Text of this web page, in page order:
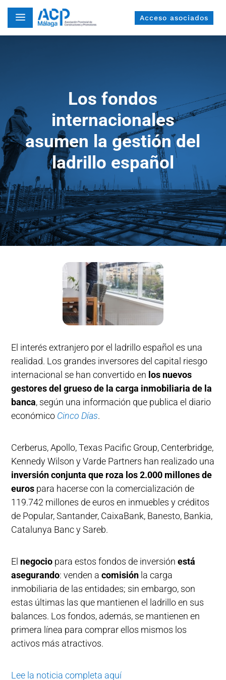
a Acceso asociados
Los fondos
internacionales
asumen la gestión del
ladrillo español
El interés extranjero por el ladrillo español es una
realidad. Los grandes inversores del capital riesgo
internacional se han convertido en los nuevos
gestores del grueso de la carga inmobiliaria de la
banca, según una información que publica el diario
económico Cinco Días.
Cerberus, Apollo, Texas Pacific Group, Centerbridge,
Kennedy Wilson y Varde Partners han realizado una
inversión conjunta que roza los 2.000 millones de
euros para hacerse con la comercialización de
119.742 millones de euros en inmuebles y créditos
de Popular, Santander, CaixaBank, Banesto, Bankia,
Catalunya Banc y Sareb.
El negocio para estos fondos de inversiónestá
asegurando: venden acomisión la carga
inmobiliaria de las entidades; sin embargo, son
estas últimas las que mantienen el ladrillo en sus
balances. Los fondos, además, se mantienen en
primera línea para comprar ellos mismos los
activos más atractivos.
Lee la noticia completa aquí